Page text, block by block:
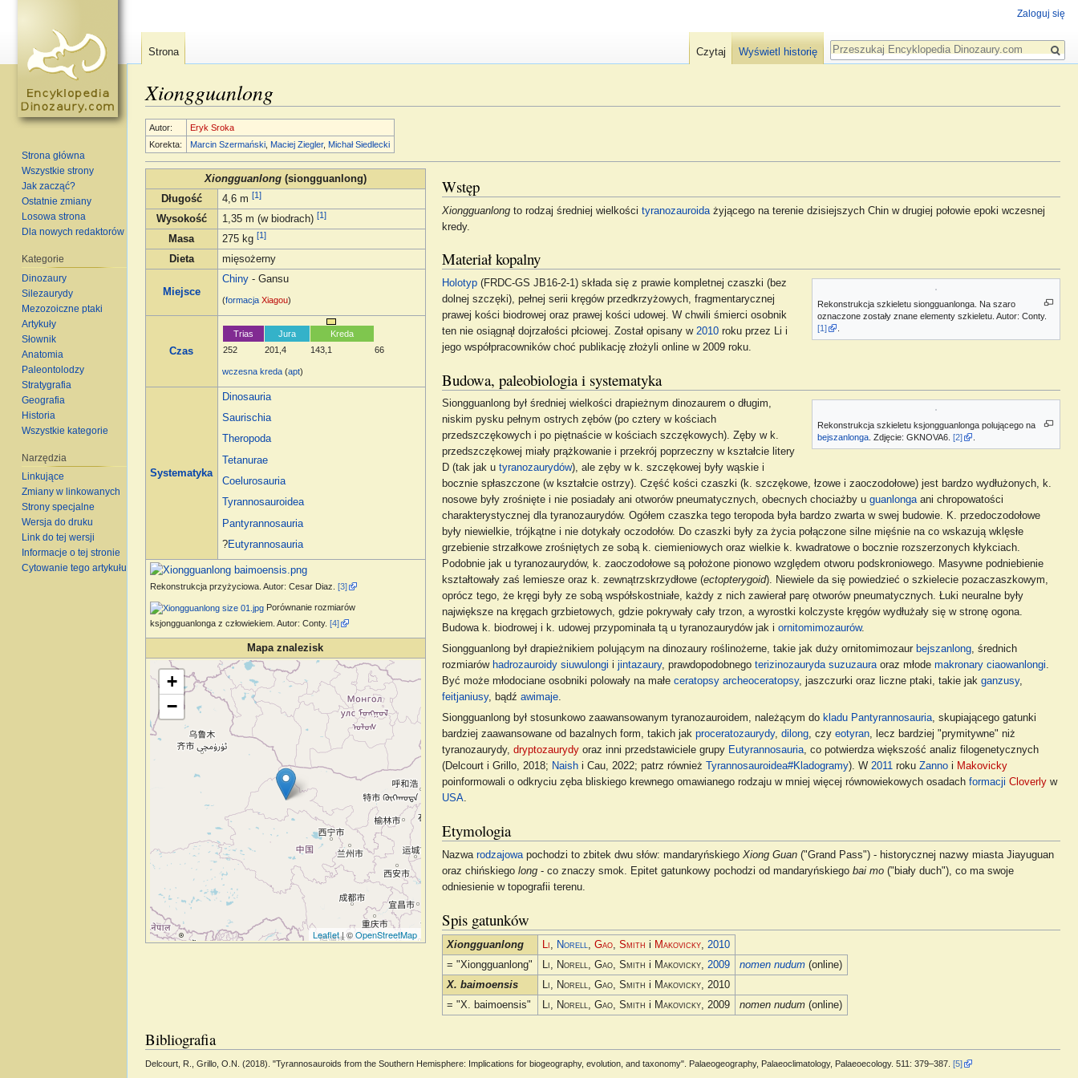
Xiongguanlong
Autor:
Eryk Sroka
Korekta:
Marcin Szermański ,Maciej Ziegler,Michał Siedlecki
Xiongguanlong(siongguanlong)
Długość
4,6 m[1]
Wysokość 1,35 m (w biodrach)[1]
Masa 275 kg[1]
Dieta mięsożerny
Miejsce
Chiny - Gansu
(formacja Xiagou)
Czas
Trias
252
Jura
201,4
Kreda
143,1
66
wczesna kreda (apt)
Systematyka
Dinosauria
Saurischia
Theropoda
Tetanurae
Coelurosauria
Tyrannosauroidea
Pantyrannosauria
?Eutyrannosauria
Rekonstrukcja przyżyciowa. Autor: Cesar Diaz.[3]
Porównanie rozmiarów
ksjongguanlonga z człowiekiem. Autor: Conty.[4]
Mapa znalezisk
Wczytywanie mapy…
+
−
Leaflet| ©OpenStreetMap
Wstęp
Xiongguanlongto rodzaj średniej wielkości tyranozauroidażyjącego na terenie dzisiejszych Chin w drugiej połowie epoki wczesnej
kredy.
Materiał kopalny
Rekonstrukcja szkieletu siongguanlonga. Na szaro
oznaczone zostały znane elementy szkieletu. Autor: Conty.
[1]
.
Holotyp(FRDC-GS JB16-2-1) składa się z prawie kompletnej czaszki (bez
dolnej szczęki), pełnej serii kręgów przedkrzyżowych, fragmentarycznej
prawej kości biodrowej oraz prawej kości udowej. W chwili śmierci osobnik
ten nie osiągnął dojrzałości płciowej. Został opisany w 2010roku przez Li i
jego współpracowników choć publikację złożyli online w 2009 roku.
Budowa, paleobiologia i systematyka
Rekonstrukcja szkieletu ksjongguanlonga polującego na
bejszanlonga . Zdjęcie: GKNOVA6.[2]
Siongguanlong był średniej wielkości drapieżnym dinozaurem o długim,
niskim pysku pełnym ostrych zębów (po cztery w kościach
przedszczękowych i po piętnaście w kościach szczękowych). Zęby w k.
przedszczękowej miały prążkowanie i przekrój poprzeczny w kształcie litery
D (tak jak u tyranozaurydów), ale zęby w k. szczękowej były wąskie i
bocznie spłaszczone (w kształcie ostrzy). Część kości czaszki (k. szczękowe, łzowe i zaoczodołowe) jest bardzo wydłużonych, k.
nosowe były zrośnięte i nie posiadały ani otworów pneumatycznych, obecnych chociażby u guanlongaani chropowatości
charakterystycznej dla tyranozaurydów. Ogółem czaszka tego teropoda była bardzo zwarta w swej budowie. K. przedoczodołowe
były niewielkie, trójkątne i nie dotykały oczodołów. Do czaszki były za życia połączone silne mięśnie na co wskazują wklęsłe
grzebienie strzałkowe zrośniętych ze sobą k. ciemieniowych oraz wielkie k. kwadratowe o bocznie rozszerzonych kłykciach.
Podobnie jak u tyranozaurydów, k. zaoczodołowe są położone pionowo względem otworu podskroniowego. Masywne podniebienie
kształtowały zaś lemiesze oraz k. zewnątrzskrzydłowe (ectopterygoid). Niewiele da się powiedzieć o szkielecie pozaczaszkowym,
oprócz tego, że kręgi były ze sobą współskostniałe, każdy z nich zawierał parę otworów pneumatycznych. Łuki neuralne były
największe na kręgach grzbietowych, gdzie pokrywały cały trzon, a wyrostki kolczyste kręgów wydłużały się w stronę ogona.
Budowa k. biodrowej i k. udowej przypominała tą u tyranozaurydów jak i ornitomimozaurów.
Siongguanlong był drapieżnikiem polującym na dinozaury roślinożerne, takie jak duży ornitomimozaur bejszanlong, średnich
rozmiarów hadrozauroidy siuwulongi i jintazaury, prawdopodobnego terizinozauryda suzuzauraoraz młode makronary ciaowanlongi.
Być może młodociane osobniki polowały na małe ceratopsy archeoceratopsy, jaszczurki oraz liczne ptaki, takie jak ganzusy,
feitjaniusy, bądź awimaje.
Siongguanlong był stosunkowo zaawansowanym tyranozauroidem, należącym do kladu Pantyrannosauria, skupiającego gatunki
bardziej zaawansowane od bazalnych form, takich jak proceratozaurydy, dilong, czy eotyran, lecz bardziej "prymitywne" niż
tyranozaurydy, dryptozaurydyoraz inni przedstawiciele grupy Eutyrannosauria, co potwierdza większość analiz filogenetycznych
(Delcourt i Grillo, 2018; Naishi Cau, 2022; patrz również Tyrannosauroidea#Kladogramy). W 2011roku Zannoi Makovicky
poinformowali o odkryciu zęba bliskiego krewnego omawianego rodzaju w mniej więcej równowiekowych osadach formacji Cloverlyw
USA.
Etymologia
Nazwa rodzajowapochodzi to zbitek dwu słów: mandaryńskiego Xiong Guan("Grand Pass") - historycznej nazwy miasta Jiayuguan
oraz chińskiego long- co znaczy smok. Epitet gatunkowy pochodzi od mandaryńskiego bai mo("biały duch"), co ma swoje
odniesienie w topografii terenu.
Spis gatunków
Xiongguanlong Li Norell ,Gao ,Smith i Makovicky
2010
= "Xiongguanlong"
Li, Norell, Gao, Smith i Makovicky 2009 nomen nudum (online)
X. baimoensis
Li, Norell, Gao, Smith i Makovicky , 2010
= "X. baimoensis"
Li, Norell, Gao, Smith i Makovicky , 2009 nomen nudum (online)
Bibliografia
Delcourt, R., Grillo, O.N. (2018). "Tyrannosauroids from the Southern Hemisphere: Implications for biogeography, evolution, and taxonomy". Palaeogeography, Palaeoclimatology, Palaeoecology. 511: 379–387. [5]
Zaloguj się
Strona Czytaj Wyświetl historię
Szukaj
Strona główna
Wszystkie strony
Jak zacząć?
Ostatnie zmiany
Losowa strona
Dla nowych redaktorów
Kategorie
Dinozaury
Silezaurydy
Mezozoiczne ptaki
Artykuły
Słownik
Anatomia
Paleontolodzy
Stratygrafia
Geografia
Historia
Wszystkie kategorie
Narzędzia
Linkujące
Zmiany w linkowanych
Strony specjalne
Wersja do druku
Link do tej wersji
Informacje o tej stronie
Cytowanie tego artykułu